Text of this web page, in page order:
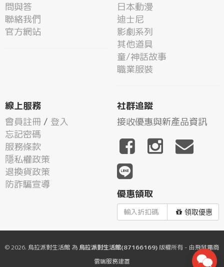
問與答
聯絡我們
官方網站
日本動漫
迪士尼
影劇系列
其他道具
童/神話故事
職業服裝
線上服務
會員註冊 / 登入
忘記密碼
服務條款
隱私權政策
退換貨政策
防詐騙宣導
社群追蹤
接收優惠與新產品資訊
優惠領取
領取優惠
© 2026. 烏拉派對生活館 為 烏拉派對生活館(87166169)版權所有 - 由飛鼠電商
雲端服務建置